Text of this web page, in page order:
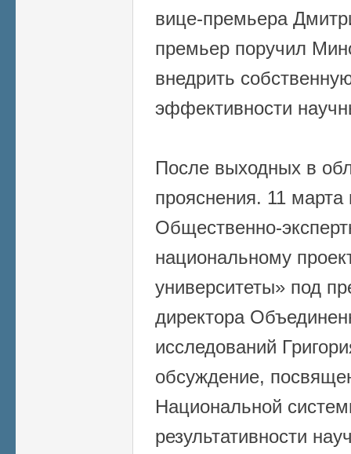
вице-премьера
премьер поручил
внедрить
эффективности
После выходных в
прояснения. 11 марта
Общественно-
национальному
университеты» под
директора
исследований
обсуждение,
Национальной
результативности